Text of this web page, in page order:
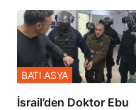
İsrail’den Doktor Ebu
BATI ASYA